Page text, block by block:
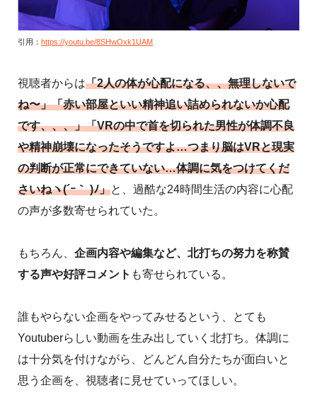
引用： https://youtu.be/8SHwOxk1UAM
視聴者からは「2人の体が心配になる、、無理しないで
ね〜」「赤い部屋といい精神追い詰められないか心配
です、、、」「VRの中で首を切られた男性が体調不良
や精神崩壊になったそうですよ…つまり脳はVRと現実
の判断が正常にできていない…体調に気をつけてくだ
さいねヽ(´ｰ｀ )ﾉ」と、過酷な24時間生活の内容に心配
の声が多数寄せられていた。
もちろん、 企画内容や編集など、北打ちの努力を称賛
する声や好評コメント も寄せられている。
誰もやらない企画をやってみせるという、とても
Youtuberらしい動画を生み出していく北打ち。体調に
は十分気を付けながら、どんどん自分たちが面白いと
思う企画を、視聴者に見せていってほしい。